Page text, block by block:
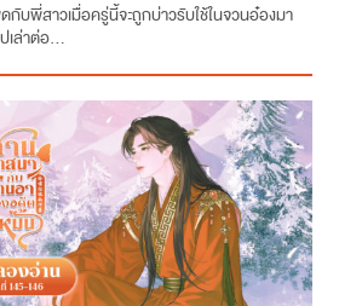
บพี่สาวเมื่อครู่นี้จะถูกบ่าวรับใช้ในจวนอ๋องมา
เล่าต่อ...